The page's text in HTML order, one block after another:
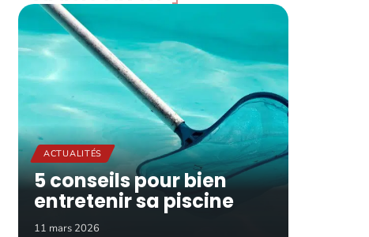
ACTUALITÉS
5 conseils pour bien
entretenir sa piscine
11 mars 2026